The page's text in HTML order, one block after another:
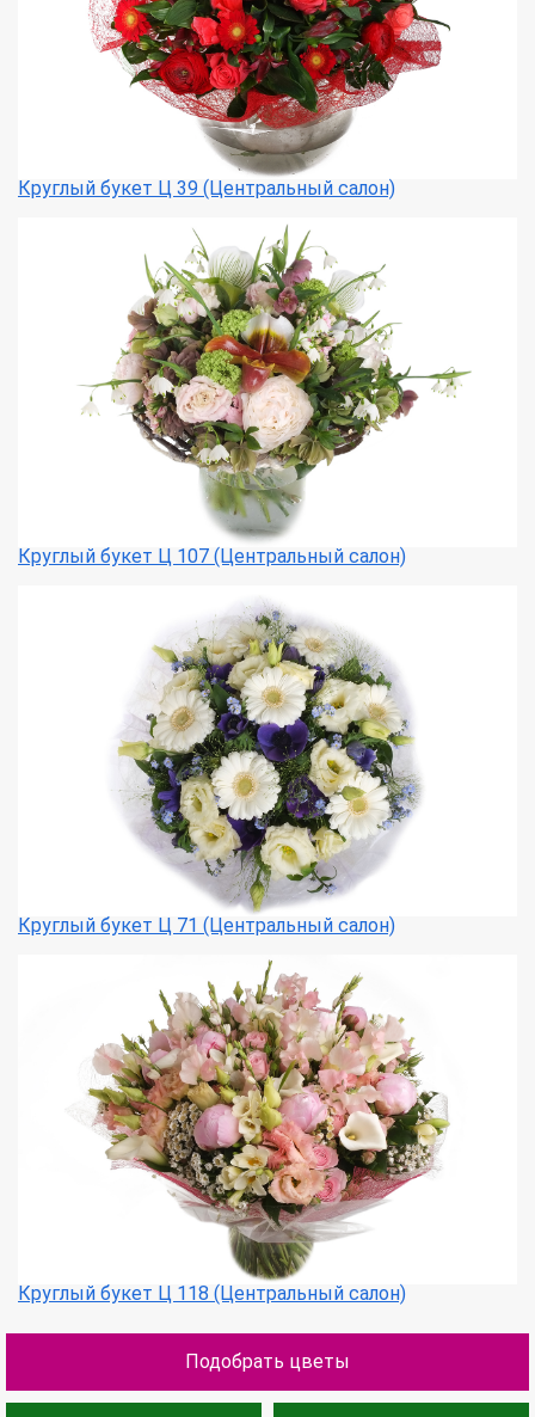
Круглый букет Ц 39 (Центральный салон)
Круглый букет Ц 107 (Центральный салон)
Круглый букет Ц 71 (Центральный салон)
Круглый букет Ц 118 (Центральный салон)
Подобрать цветы